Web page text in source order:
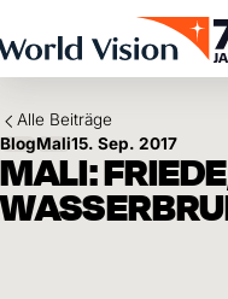
Alle Beiträge
BlogMali15. Sep. 2017
MALI: